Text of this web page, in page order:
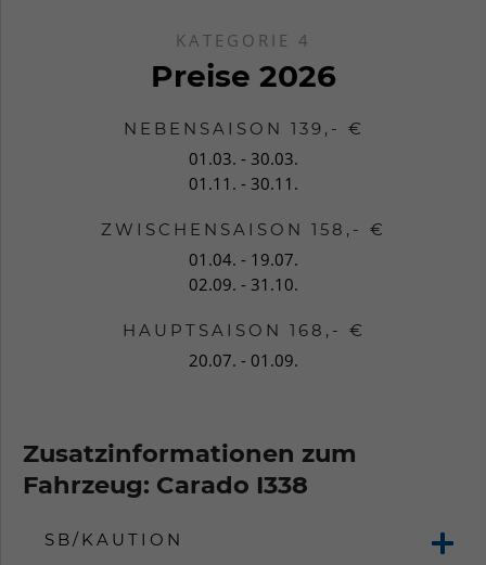
KATEGORIE 4
Preise 2026
NEBENSAISON 139,- €
01.03. - 30.03.
01.11. - 30.11.
ZWISCHENSAISON 158,- €
01.04. - 19.07.
02.09. - 31.10.
HAUPTSAISON 168,- €
20.07. - 01.09.
Zusatzinformationen zum
Fahrzeug: Carado I338
SB/KAUTION